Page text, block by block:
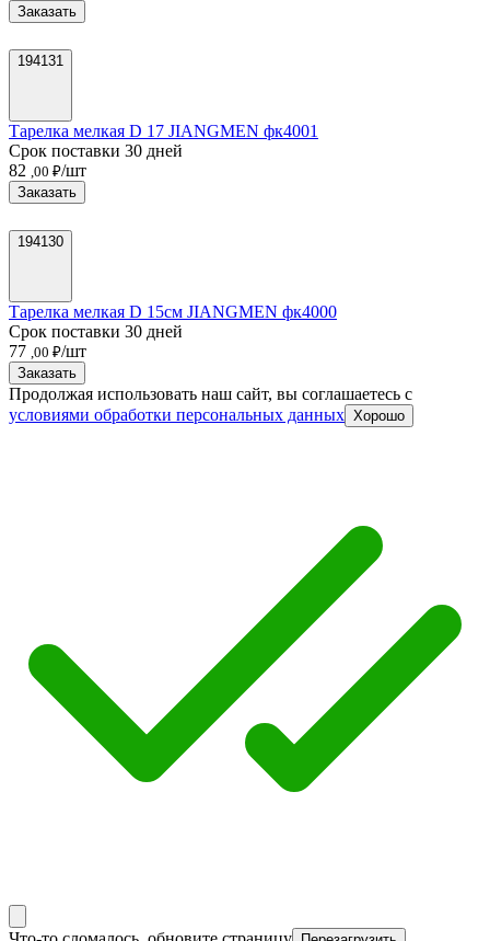
Заказать
194131
Тарелка мелкая D 17 JIANGMEN фк4001
Срок поставки 30 дней
82 ,00 ₽/шт
Заказать
194130
Тарелка мелкая D 15см JIANGMEN фк4000
Срок поставки 30 дней
77 ,00 ₽/шт
Заказать
Продолжая использовать наш сайт, вы соглашаетесь c
условиями обработки персональных данных Хорошо